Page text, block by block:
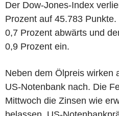
Der Dow-Jones-Index
Prozent auf 45.783
0,7 Prozent abwärts und
0,9 Prozent ein.
Neben dem Ölpreis wirken
US-Notenbank nach. Die
Mittwoch die Zinsen wie